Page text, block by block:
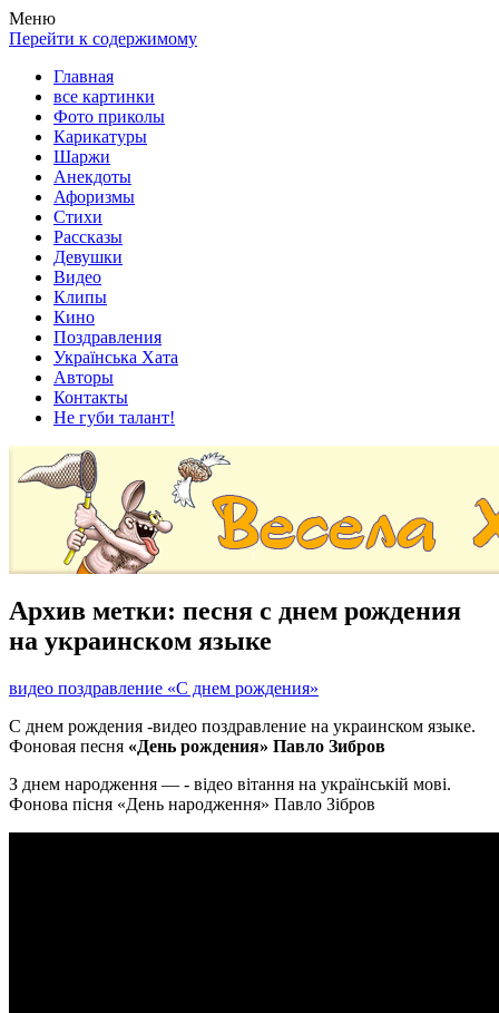
Весела хата — прикольные картинки, смешные истории,
клипы!
Покажем всем ваши фото приколы, карикатуры, шаржи, стихи,
рассказы, видео и песни!
Меню
Перейти к содержимому
Главная
все картинки
Фото приколы
Карикатуры
Шаржи
Анекдоты
Афоризмы
Стихи
Рассказы
Девушки
Видео
Клипы
Кино
Поздравления
Українська Хата
Авторы
Контакты
Не губи талант!
Архив метки: песня с днем рождения
на украинском языке
видео поздравление «С днем рождения»
С днем рождения -видео поздравление на украинском языке.
Фоновая песня «День рождения» Павло Зибров
З днем народження — - відео вітання на українській мові.
Фонова пісня «День народження» Павло Зібров